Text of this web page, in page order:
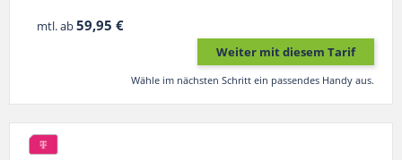
mtl. ab59,95 €
Weiter mit diesem Tarif
Wähle im nächsten Schritt ein passendes Handy aus.